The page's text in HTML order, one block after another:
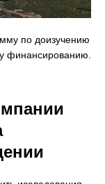
по доизучению
финансированию.